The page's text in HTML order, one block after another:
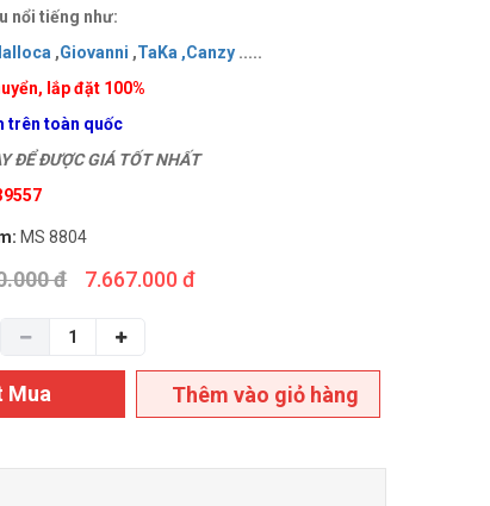
nổi tiếng như:
,Giovanni ,TaKa ,Canzy .....
lắp đặt 100%
trên toàn quốc
ĐỂ ĐƯỢC GIÁ TỐT NHẤT
MS 8804
đ 7.667.000 đ
Mua Thêm vào giỏ hàng